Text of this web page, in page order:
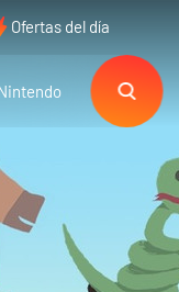
Ofertas del día